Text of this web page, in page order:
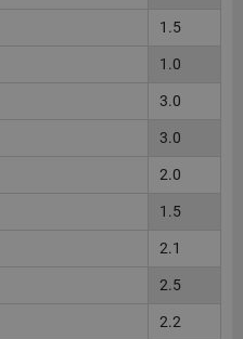
1.5
1.0
3.0
3.0
2.0
1.5
2.1
2.5
2.2